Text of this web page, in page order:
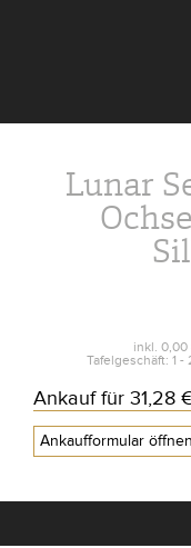
Lunar
inkl. 0,00
Tafelgeschäft: 1
Ankauf für 31,28
Ankaufformular öffnen